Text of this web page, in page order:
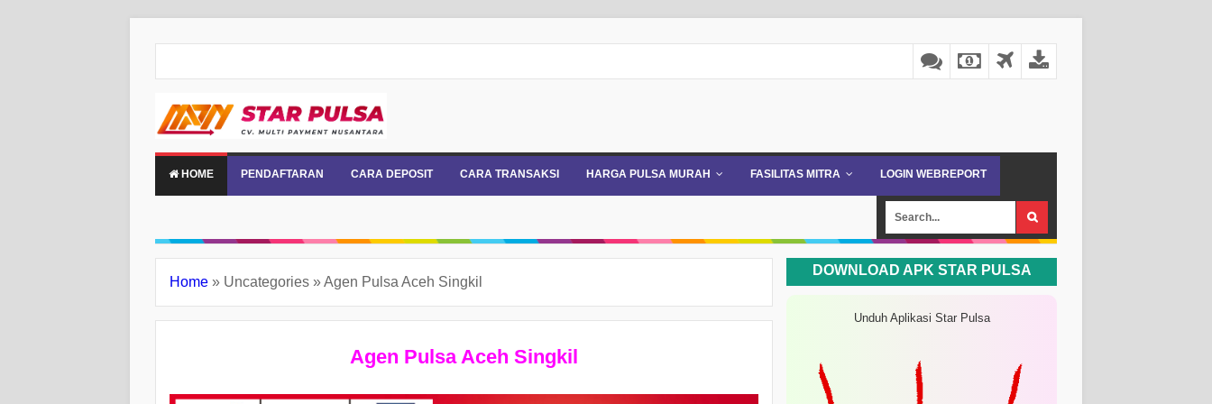
HOME PENDAFTARAN CARA DEPOSIT CARA TRANSAKSI HARGA PULSA MURAH FASILITAS MITRA LOGIN WEBREPORT
Home » Uncategories »Agen Pulsa Aceh Singkil
Agen Pulsa Aceh Singkil
DOWNLOAD APK STAR PULSA
Unduh Aplikasi Star Pulsa